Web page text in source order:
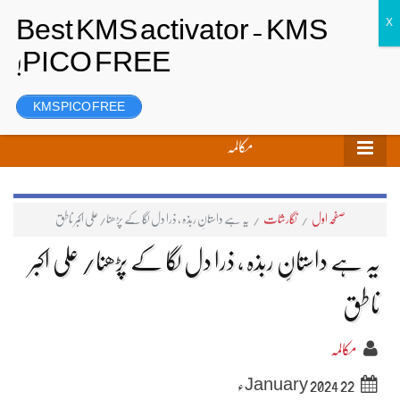
رجسٹر
مکالمہ
صفحہ اول / نگارشات / یہ ہے داستانِ ربذہ ، ذرا دل لگا کے پڑھنا/ علی اکبر ناطق
یہ ہے داستانِ ربذہ ، ذرا دل لگا کے پڑھنا/ علی اکبر
ناطق
مکالمہ
22 January 2024ء
KMS PICO FREE